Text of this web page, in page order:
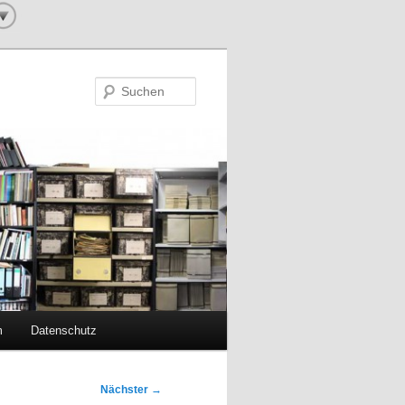
Datenschutz
Nächster →